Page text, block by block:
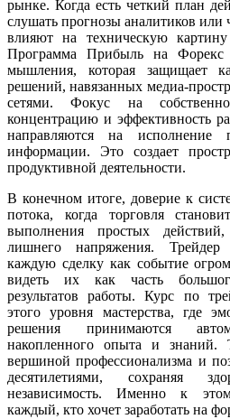
рынке. Когда есть четкий план
слушать прогнозы аналитиков или
влияют на техническую картину
Программа Прибыль на Форекс
мышления, которая защищает
решений, навязанных медиа-
сетями. Фокус на
концентрацию и эффективность
направляются на
информации. Это создает
продуктивной деятельности.
В конечном итоге, доверие к
потока, когда торговля
выполнения простых
лишнего напряжения. Трейдер
каждую сделку как событие
видеть их как часть
результатов работы. Курс по
этого уровня мастерства, где
решения принимаются
накопленного опыта и знаний.
вершиной профессионализма и
десятилетиями, сохраняя
независимость. Именно к
каждый, кто хочет заработать на